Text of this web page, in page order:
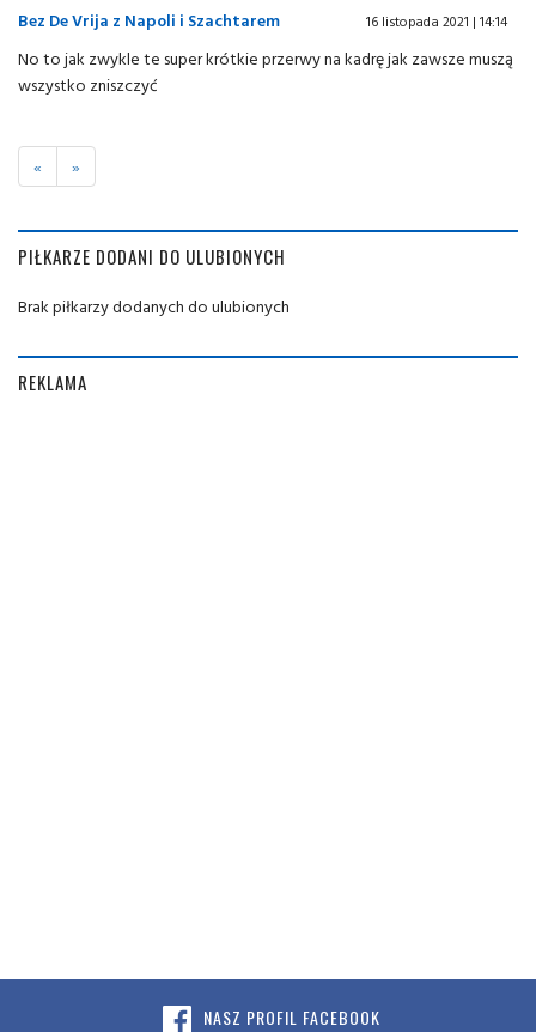
Bez De Vrija z Napoli i Szachtarem 16 listopada 2021 | 14:14
No to jak zwykle te super krótkie przerwy na kadrę jak zawsze muszą
wszystko zniszczyć
« »
PIŁKARZE DODANI DO ULUBIONYCH
Brak piłkarzy dodanych do ulubionych
REKLAMA
NASZ PROFIL FACEBOOK